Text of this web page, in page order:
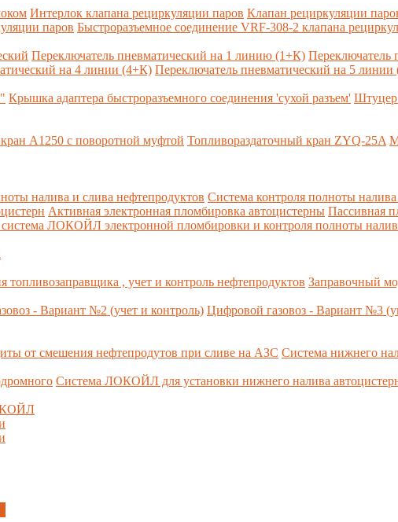
Интерлок клапана рециркуляции паров Клапан рециркуляции
паров Быстроразъемное соединение VRF-308-2 клапана
Переключатель пневматический на 1 линию (1+К) Переключатель
на 4 линии (4+К) Переключатель пневматический на 5
Крышка адаптера быстроразъемного соединения 'сухой разъем' Штуцер
A1250 с поворотной муфтой Топливораздаточный кран ZYQ-25A
налива и слива нефтепродуктов Система контроля полноты
Активная электронная пломбировка автоцистерны Пассивная
система ЛОКОЙЛ электронной пломбировки и контроля полноты
топливозаправщика , учет и контроль нефтепродуктов Заправочный
- Вариант №2 (учет и контроль) Цифровой газовоз - Вариант №3
от смешения нефтепродутов при сливе на АЗС Система нижнего
Система ЛОКОЙЛ для установки нижнего налива